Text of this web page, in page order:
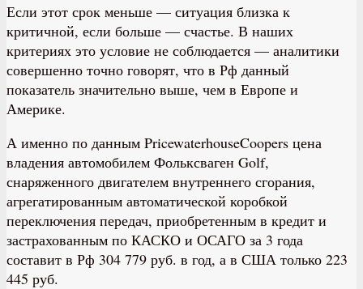
Если этот срок меньше — ситуация близка к
критичной, если больше — счастье. В наших
критериях это условие не соблюдается — аналитики
совершенно точно говорят, что в Рф данный
показатель значительно выше, чем в Европе и
Америке.
А именно по данным PricewaterhouseCoopers цена
владения автомобилем Фольксваген Golf,
снаряженного двигателем внутреннего сгорания,
агрегатированным автоматической коробкой
переключения передач, приобретенным в кредит и
застрахованным по КАСКО и ОСАГО за 3 года
составит в Рф 304 779 руб. в год, а в США только 223
445 руб.